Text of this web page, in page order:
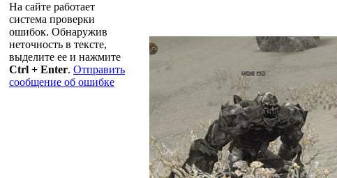
На сайте работает
система проверки
ошибок. Обнаружив
неточность в тексте,
выделите ее и нажмите
Ctrl + Enter. Отправить
сообщение об ошибке